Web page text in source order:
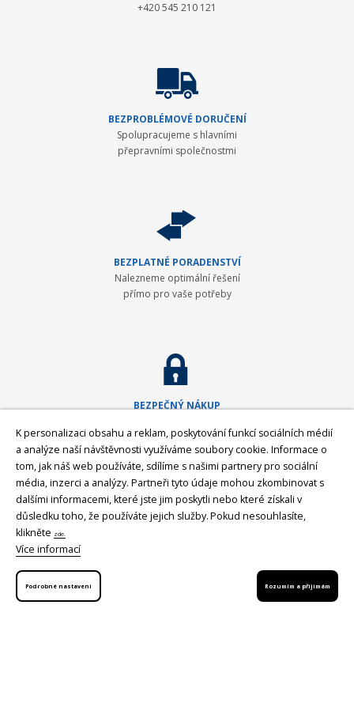
K personalizaci obsahu a reklam, poskytování funkcí sociálních médií
a analýze naší návštěvnosti využíváme soubory cookie. Informace o
tom, jak náš web používáte, sdílíme s našimi partnery pro sociální
média, inzerci a analýzy. Partneři tyto údaje mohou zkombinovat s
dalšími informacemi, které jste jim poskytli nebo které získali v
důsledku toho, že používáte jejich služby.Pokud nesouhlasíte,
klikněte zde.
Více informací
Podrobné nastavení Rozumím a přijímám
+420 545 210 121
BEZPROBLÉMOVÉ DORUČENÍ
Spolupracujeme s hlavními
přepravními společnostmi
BEZPLATNÉ PORADENSTVÍ
Nalezneme optimální řešení
přímo pro vaše potřeby
BEZPEČNÝ NÁKUP
nákupní proces
GEOPEN Systems
Společnost GEOPEN, s.r.o. byla založena v roce 1992 a od počátku se
věnovala zavádění moderní měřické techniky ve stavebnictví a v geodézii.
První světovou značkou, kterou společnost představila v ČR, byl Pentax -
přední japonský výrobce (nejen) geodetické techniky. Postupem času byla
nabídka rozšířena o spolehlivá laserová zařízení Laser Alignment a
Mikrofyn. S rozvojem satelitních systémů jsme v roce 2008 navázali